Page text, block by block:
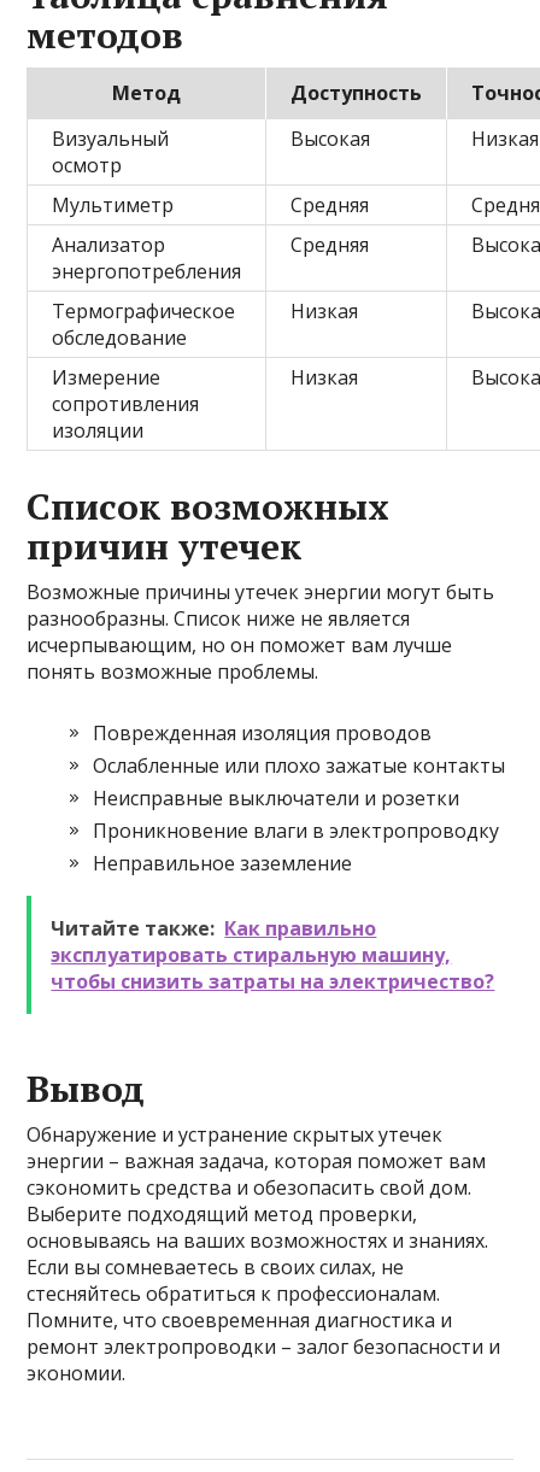
методов
Метод Доступность
Визуальный
осмотр
Высокая Низкая
Мультиметр Средняя
Анализатор
энергопотребления
Средняя
Термографическое
обследование
Низкая
Измерение
сопротивления
изоляции
Низкая
Список возможных
причин утечек
Возможные причины утечек энергии могут быть
разнообразны. Список ниже не является
исчерпывающим, но он поможет вам лучше
понять возможные проблемы.
Поврежденная изоляция проводов
Ослабленные или плохо зажатые контакты
Неисправные выключатели и розетки
Проникновение влаги в электропроводку
Неправильное заземление
Читайте также: Как правильно
эксплуатировать стиральную машину,
чтобы снизить затраты на электричество?
Вывод
Обнаружение и устранение скрытых утечек
энергии – важная задача, которая поможет вам
сэкономить средства и обезопасить свой дом.
Выберите подходящий метод проверки,
основываясь на ваших возможностях и знаниях.
Если вы сомневаетесь в своих силах, не
стесняйтесь обратиться к профессионалам.
Помните, что своевременная диагностика и
ремонт электропроводки – залог безопасности и
экономии.